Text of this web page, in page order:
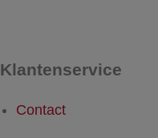
Klantenservice
Contact